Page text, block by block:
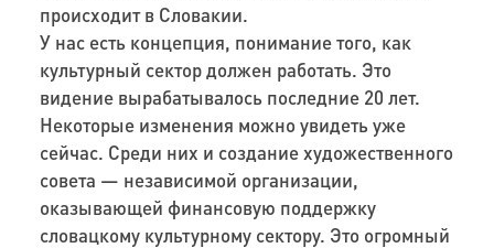
происходит в Словакии.
У нас есть концепция, понимание того, как
культурный сектор должен работать. Это
видение вырабатывалось последние 20 лет.
Некоторые изменения можно увидеть уже
сейчас. Среди них и создание художественного
совета — независимой организации,
оказывающей финансовую поддержку
словацкому культурному сектору. Это огромный